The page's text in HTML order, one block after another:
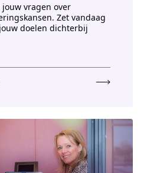
vragen over
Zet vandaag
doelen dichterbij